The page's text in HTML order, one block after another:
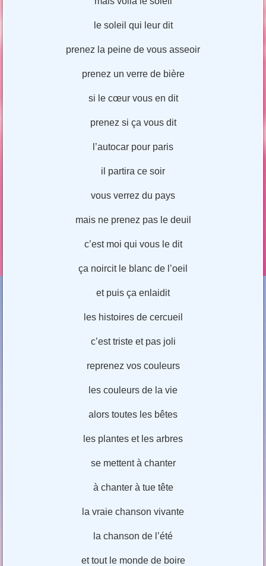
le soleil qui leur dit
prenez la peine de vous asseoir
prenez un verre de bière
si le cœur vous en dit
prenez si ça vous dit
l’autocar pour paris
il partira ce soir
vous verrez du pays
mais ne prenez pas le deuil
c’est moi qui vous le dit
ça noircit le blanc de l’oeil
et puis ça enlaidit
les histoires de cercueil
c’est triste et pas joli
reprenez vos couleurs
les couleurs de la vie
alors toutes les bêtes
les plantes et les arbres
se mettent à chanter
à chanter à tue tête
la vraie chanson vivante
la chanson de l’été
et tout le monde de boire